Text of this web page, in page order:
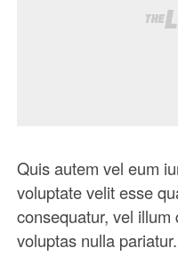
Quis autem vel eum
voluptate velit esse
consequatur, vel
voluptas nulla pariatur.